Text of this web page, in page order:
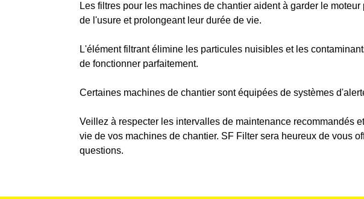
Les filtres pour les machines de chantier aident à garder le
de l'usure et prolongeant leur durée de vie.
L'élément filtrant élimine les particules nuisibles et les
de fonctionner parfaitement.
Certaines machines de chantier sont équipées de systèmes
Veillez à respecter les intervalles de maintenance recommandés
vie de vos machines de chantier. SF Filter sera heureux de vous
questions.